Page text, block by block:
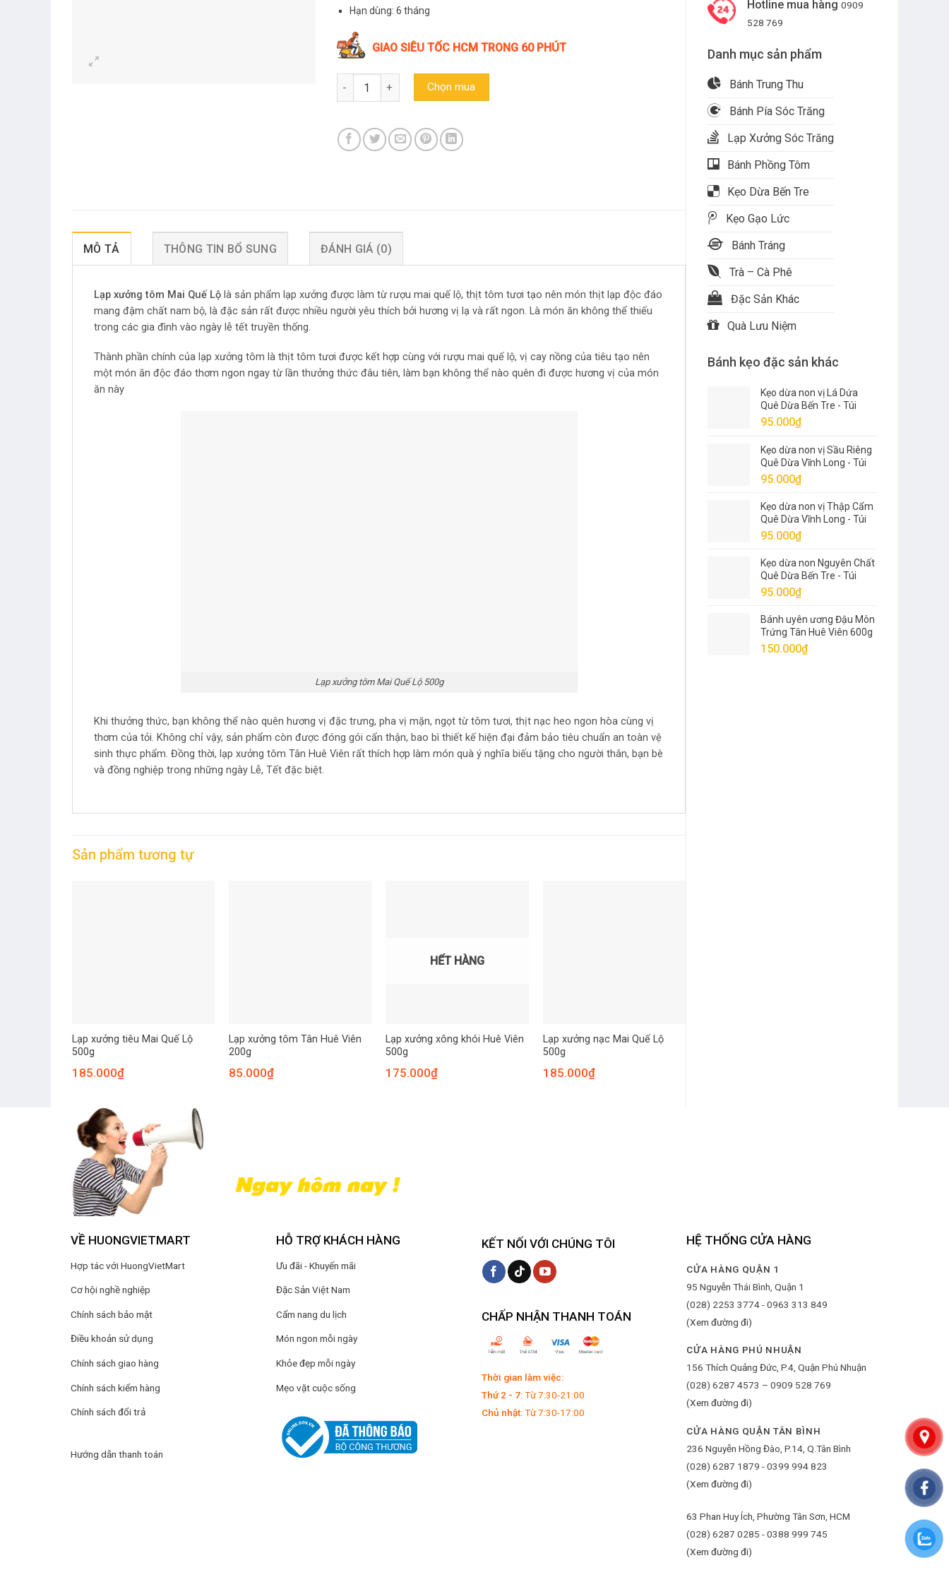
Hotline mua hàng 0909
528 769
Danh mục sản phẩm
Bánh Trung Thu
Bánh Pía Sóc Trăng
Lạp Xưởng Sóc Trăng
Bánh Phồng Tôm
Kẹo Dừa Bến Tre
Kẹo Gạo Lức
Bánh Tráng
Trà – Cà Phê
Đặc Sản Khác
Quà Lưu Niệm
Bánh kẹo đặc sản khác
Kẹo dừa non vị Lá Dứa
Quê Dừa Bến Tre - Túi
500g
95.000₫
Kẹo dừa non vị Sầu Riêng
Quê Dừa Vĩnh Long - Túi
500g
95.000₫
Kẹo dừa non vị Thập Cẩm
Quê Dừa Vĩnh Long - Túi
500g
95.000₫
Kẹo dừa non Nguyên Chất
Quê Dừa Bến Tre - Túi
500g
95.000₫
Bánh uyên ương Đậu Môn
Trứng Tân Huê Viên 600g
(Vị Mới)
150.000₫
Hạn dùng: 6 tháng
GIAO SIÊU TỐC HCM TRONG 60 PHÚT
Lạp xưởng tôm Mai Quế Lộ 500g số lượng
Chọn mua
MÔ TẢ THÔNG TIN BỔ SUNG ĐÁNH GIÁ (0)
Lạp xưởng tôm Mai Quế Lộ là sản phẩm lạp xưởng được làm từ rượu mai quế lộ, thịt tôm tươi tạo nên món thịt lạp độc đáo
mang đậm chất nam bộ, là đặc sản rất được nhiều người yêu thích bởi hương vị lạ và rất ngon. Là món ăn không thể thiếu
trong các gia đình vào ngày lễ tết truyền thống.
Thành phần chính của lạp xưởng tôm là thịt tôm tươi được kết hợp cùng với rượu mai quế lộ, vị cay nồng của tiêu tạo nên
một món ăn độc đáo thơm ngon ngay từ lần thưởng thức đâu tiên, làm bạn không thể nào quên đi được hương vị của món
ăn này
Lạp xưởng tôm Mai Quế Lộ 500g
Khi thưởng thức, bạn không thể nào quên hương vị đặc trưng, pha vị mặn, ngọt từ tôm tươi, thịt nạc heo ngon hòa cùng vị
thơm của tỏi. Không chỉ vậy, sản phẩm còn được đóng gói cẩn thận, bao bì thiết kế hiện đại đảm bảo tiêu chuẩn an toàn vệ
sinh thực phẩm. Đồng thời, lạp xưởng tôm Tân Huê Viên rất thích hợp làm món quà ý nghĩa biếu tặng cho người thân, bạn bè
và đồng nghiệp trong những ngày Lễ, Tết đặc biệt.
Sản phẩm tương tự
Lạp xưởng tiêu Mai Quế Lộ
500g
185.000₫
Lạp xưởng tôm Tân Huê Viên
200g
85.000₫
HẾT HÀNG
Lạp xưởng xông khói Huê Viên
500g
175.000₫
Lạp xưởng nạc Mai Quế Lộ
500g
185.000₫
VỀ HUONGVIETMART
Hợp tác với HuongVietMart
Cơ hội nghề nghiệp
Chính sách bảo mật
Điều khoản sử dụng
Chính sách giao hàng
Chính sách kiểm hàng
Chính sách đổi trả
Hướng dẫn thanh toán
HỖ TRỢ KHÁCH HÀNG
Ưu đãi - Khuyến mãi
Đặc Sản Việt Nam
Cẩm nang du lịch
Món ngon mỗi ngày
Khỏe đẹp mỗi ngày
Mẹo vặt cuộc sống
KẾT NỐI VỚI CHÚNG TÔI
CHẤP NHẬN THANH TOÁN
Thời gian làm việc:
Thứ 2 - 7:Từ 7:30-21:00
Chủ nhật:Từ 7:30-17:00
HỆ THỐNG CỬA HÀNG
CỬA HÀNG QUẬN 1
95 Nguyễn Thái Bình, Quận 1
(028) 2253 3774 - 0963 313 849
(Xem đường đi)
CỬA HÀNG PHÚ NHUẬN
156 Thích Quảng Đức, P.4, Quận Phú Nhuận
(028) 6287 4573 – 0909 528 769
(Xem đường đi)
CỬA HÀNG QUẬN TÂN BÌNH
236 Nguyễn Hồng Đào, P.14, Q.Tân Bình
(028) 6287 1879 - 0399 994 823
(Xem đường đi)
63 Phan Huy Ích, Phường Tân Sơn, HCM
(028) 6287 0285 - 0388 999 745
(Xem đường đi)